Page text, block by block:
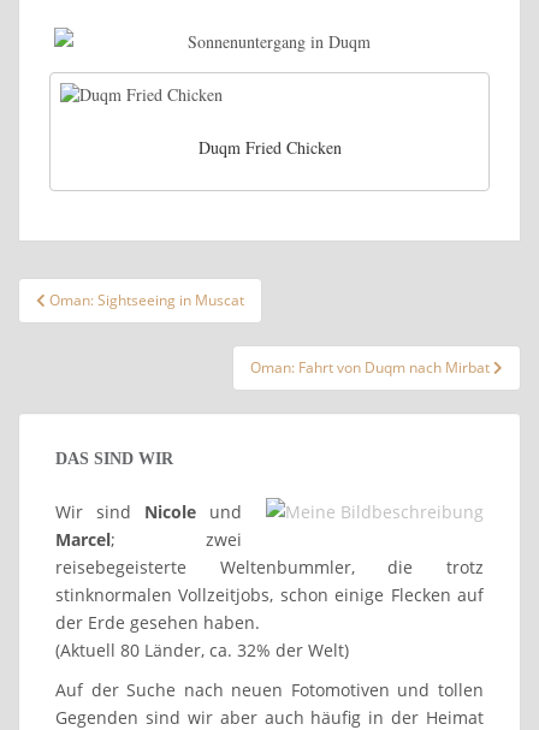
Duqm Fried Chicken
Beitragsnavigation
Oman: Sightseeing in Muscat
Oman: Fahrt von Duqm nach Mirbat
DAS SIND WIR
Wir sind Nicole und
Marcel; zwei
reisebegeisterte Weltenbummler, die trotz
stinknormalen Vollzeitjobs, schon einige Flecken auf
der Erde gesehen haben.
(Aktuell 80 Länder, ca. 32% der Welt)
Auf der Suche nach neuen Fotomotiven und tollen
Gegenden sind wir aber auch häufig in der Heimat